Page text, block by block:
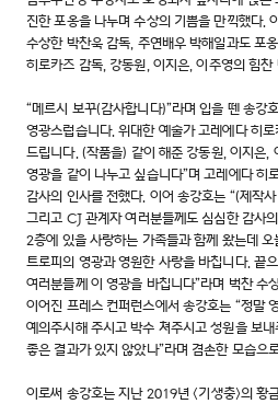
진한 포옹을 나누며 수상의 기쁨을 만끽했다.
수상한 박찬욱 감독, 주연배우 박해일과도 포
히로카즈 감독, 강동원, 이지은, 이주영의 힘
“메르시 보꾸(감사합니다)”라며 입을 뗀 송강
영광스럽습니다. 위대한 예술가 고레에다 히
드립니다. (작품을) 같이 해준 강동원, 이지은,
영광을 같이 나누고 싶습니다”며 고레에다 히
감사의 인사를 전했다. 이어 송강호는 “(제작
그리고 CJ 관계자 여러분들께도 심심한 감사
2층에 있을 사랑하는 가족들과 함께 왔는데
트로피의 영광과 영원한 사랑을 바칩니다. 끝
여러분들께 이 영광을 바칩니다”라며 벅찬 수
이어진 프레스 컨퍼런스에서 송강호는 “정말
예의주시해 주시고 박수 쳐주시고 성원을 보
좋은 결과가 있지 않았나”라며 겸손한 모습으
이로써 송강호는 지난 2019년 <기생충>의 황